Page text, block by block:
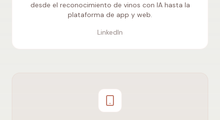
desde el reconocimiento de vinos con IA hasta la
plataforma de app y web.
LinkedIn